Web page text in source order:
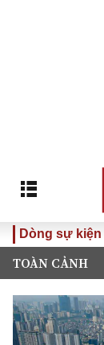
Dòng sự kiện
quyết Đại hội
TOÀN CẢNH